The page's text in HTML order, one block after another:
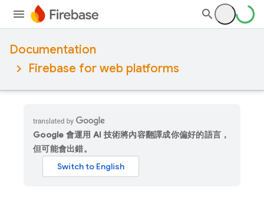
Documentation
Firebase for web platforms
Google 會運用 AI 技術將內容翻譯成你偏好的語言，
但可能會出錯。